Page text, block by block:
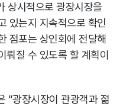
상시적으로 광장시장을
있는지 지속적으로 확인
점포는 상인회에 전달해
뤄질 수 있도록 할 계획이
“광장시장이 관광객과 젊